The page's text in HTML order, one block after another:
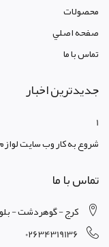
محصولات
صفحه اصلي
تماس با ما
جدیدترین اخبار
1
شروع به کار وب سایت
تماس با ما
کرج - گوهردشت - بلوار انقلاب -
02634319136